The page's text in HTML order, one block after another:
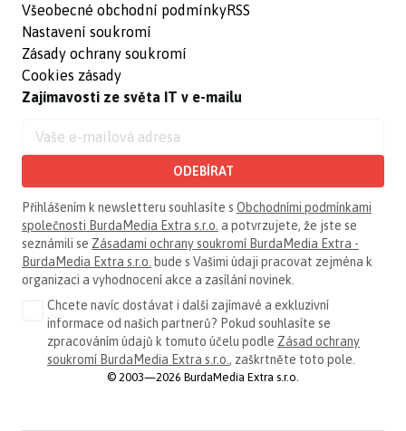
Všeobecné obchodní podmínky
Nastavení soukromí
Zásady ochrany soukromí
Cookies zásady
RSS
Zajímavosti ze světa IT v e-mailu
ODEBÍRAT
Přihlášením k newsletteru souhlasíte s Obchodními podmínkami
společnosti BurdaMedia Extra s.r.o. a potvrzujete, že jste se
seznámili se Zásadami ochrany soukromí BurdaMedia Extra -
BurdaMedia Extra s.r.o. bude s Vašimi údaji pracovat zejména k
organizaci a vyhodnocení akce a zasílání novinek.
Chcete navíc dostávat i další zajímavé a exkluzivní
informace od našich partnerů? Pokud souhlasíte se
zpracováním údajů k tomuto účelu podle Zásad ochrany
soukromí BurdaMedia Extra s.r.o. , zaškrtněte toto pole.
© 2003—2026 BurdaMedia Extra s.r.o.